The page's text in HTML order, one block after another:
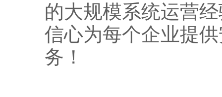
的大规模系统运营
信心为每个企业提
务！